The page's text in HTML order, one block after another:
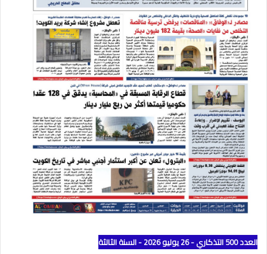
العدد 500 التذكاري - 26 يوليو 2026 - السنة الثالثة